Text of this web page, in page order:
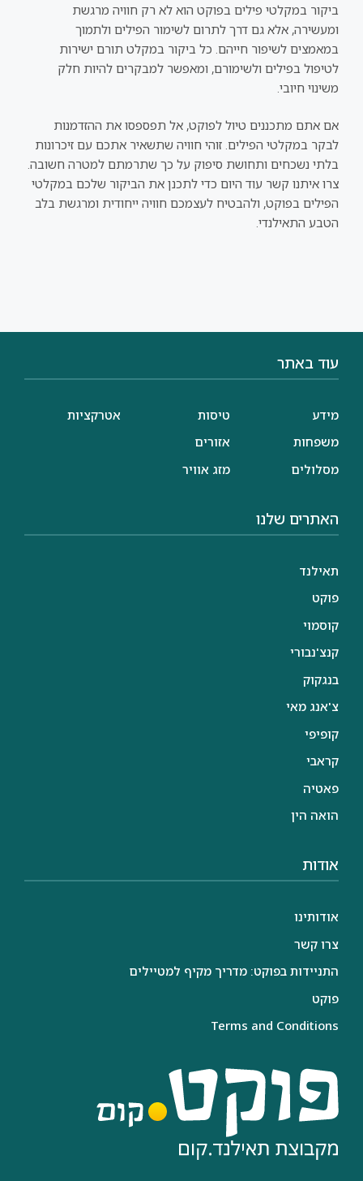
ביקור במקלטי פילים בפוקט הוא לא רק חוויה מרגשת
ומעשירה, אלא גם דרך לתרום לשימור הפילים ולתמוך
במאמצים לשיפור חייהם. כל ביקור במקלט תורם ישירות
לטיפול בפילים ולשימורם, ומאפשר למבקרים להיות חלק
משינוי חיובי.
אם אתם מתכננים טיול לפוקט, אל תפספסו את ההזדמנות
לבקר במקלטי הפילים. זוהי חוויה שתשאיר אתכם עם זיכרונות
בלתי נשכחים ותחושת סיפוק על כך שתרמתם למטרה חשובה.
צרו איתנו קשר עוד היום כדי לתכנן את הביקור שלכם במקלטי
הפילים בפוקט, ולהבטיח לעצמכם חוויה ייחודית ומרגשת בלב
הטבע התאילנדי.
עוד באתר
מידע
משפחות
מסלולים
טיסות
אזורים
מזג אוויר
אטרקציות
האתרים שלנו
תאילנד
פוקט
קוסמוי
קנצ'נבורי
בנגקוק
צ'אנג מאי
קופיפי
קראבי
פאטיה
הואה הין
אודות
אודותינו
צרו קשר
התניידות בפוקט: מדריך מקיף למטיילים
פוקט
Terms and Conditions